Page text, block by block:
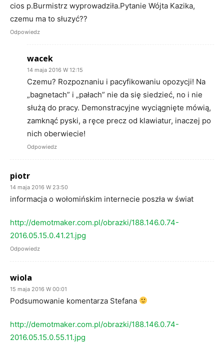
cios p.Burmistrz wyprowadziła.Pytanie Wójta Kazika,
czemu ma to słuzyć??
Odpowiedz
wacek
14 maja 2016 W 12:15
Czemu? Rozpoznaniu i pacyfikowaniu opozycji! Na
„bagnetach” i „pałach” nie da się siedzieć, no i nie
służą do pracy. Demonstracyjne wyciągnięte mówią,
zamknąć pyski, a ręce precz od klawiatur, inaczej po
nich oberwiecie!
Odpowiedz
piotr
14 maja 2016 W 23:50
informacja o wołomińskim internecie poszła w świat
http://demotmaker.com.pl/obrazki/188.146.0.74-
2016.05.15.0.41.21.jpg
Odpowiedz
wiola
15 maja 2016 W 00:01
Podsumowanie komentarza Stefana
http://demotmaker.com.pl/obrazki/188.146.0.74-
2016.05.15.0.55.11.jpg